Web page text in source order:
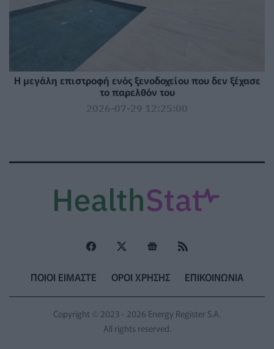
Η μεγάλη επιστροφή ενός ξενοδοχείου που δεν ξέχασε
το παρελθόν του
2026-07-29 12:25:00
ΠΟΙΟΙ ΕΙΜΑΣΤΕ ΟΡΟΙ ΧΡΗΣΗΣ ΕΠΙΚΟΙΝΩΝΙΑ
Copyright © 2023 - 2026 Energy Register S.A.
All rights reserved.